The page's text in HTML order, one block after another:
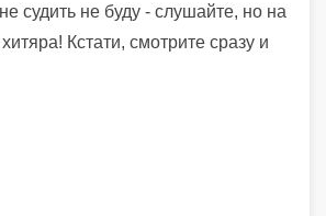
судить не буду - слушайте, но на
Кстати, смотрите сразу и